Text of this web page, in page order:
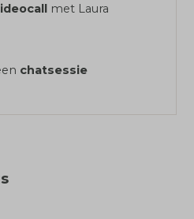
met Laura
chatsessie